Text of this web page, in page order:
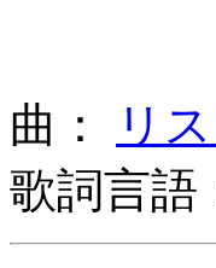
曲：
リ
歌詞言語